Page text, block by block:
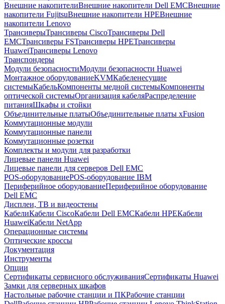
Внешние накопителиВнешние накопители Dell EMCВнешние
накопители FujitsuВнешние накопители HPEВнешние
накопители Lenovo
ТрансиверыТрансиверы CiscoТрансиверы Dell
EMCТрансиверы FSТрансиверы HPEТрансиверы
HuaweiТрансиверы Lenovo
Транспондеры
Модули безопасностиМодули безопасности Huawei
Монтажное оборудованиеKVMКабеленесущие
системыКабельКомпоненты медной системыКомпоненты
оптической системыОрганизация кабеляРаспределение
питанияШкафы и стойки
Объединительные платыОбъединительные платы xFusion
Коммутационные модули
Коммутационные панели
Коммутационные розетки
Комплекты и модули для разработки
Лицевые панели Huawei
Лицевые панели для серверов Dell EMC
POS-оборудованиеPOS-оборудование IBM
Периферийное оборудованиеПериферийное оборудование
Dell EMC
Дисплеи, ТВ и видеостены
КабелиКабели CiscoКабели Dell EMCКабели HPEКабели
HuaweiКабели NetApp
Операционные системы
Оптические кроссы
Документация
Инструменты
Опции
Сертификаты сервисного обслуживанияСертификаты Huawei
Замки для серверных шкафов
Настольные рабочие станции и ПКРабочие станции